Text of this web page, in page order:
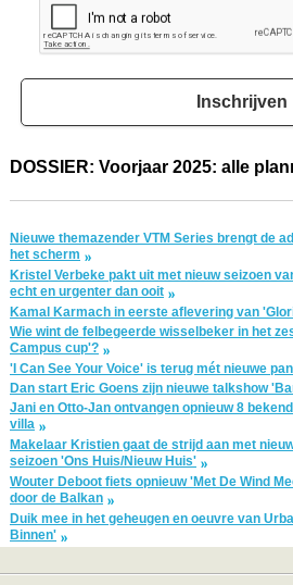
Inschrijven
DOSSIER: Voorjaar 2025: alle
Nieuwe themazender VTM Series brengt de
het scherm
Kristel Verbeke pakt uit met nieuw seizoen
echt en urgenter dan ooit
Kamal Karmach in eerste aflevering van
Wie wint de felbegeerde wisselbeker in het
Campus cup'?
'I Can See Your Voice' is terug mét nieuwe
Dan start Eric Goens zijn nieuwe talkshow
Jani en Otto-Jan ontvangen opnieuw 8
villa
Makelaar Kristien gaat de strijd aan met
seizoen 'Ons Huis/Nieuw Huis'
Wouter Deboot fiets opnieuw 'Met De Wind
door de Balkan
Duik mee in het geheugen en oeuvre van
Binnen'